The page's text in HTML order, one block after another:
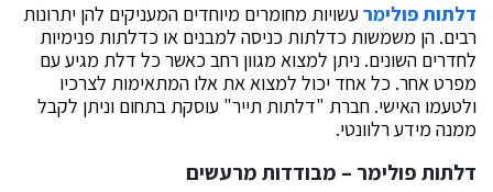
דלתות פולימר עשויות מחומרים מיוחדים המעניקים להן יתרונות
רבים. הן משמשות כדלתות כניסה למבנים או כדלתות פנימיות
לחדרים השונים. ניתן למצוא מגוון רחב כאשר כל דלת מגיע עם
מפרט אחר. כל אחד יכול למצוא את אלו המתאימות לצרכיו
ולטעמו האישי. חברת "דלתות תייר" עוסקת בתחום וניתן לקבל
ממנה מידע רלוונטי.
דלתות פולימר – מבודדות מרעשים